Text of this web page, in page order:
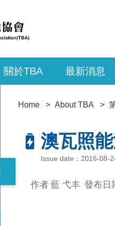
關於TBA 最新消息
Home About TBA
澳瓦照
Issue date：2016-08-
作者 藍 弋丰 發布日